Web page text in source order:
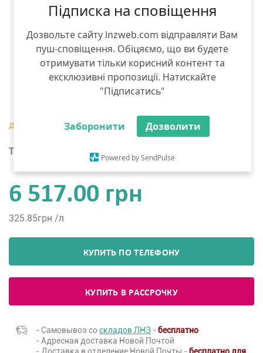
Підписка на сповіщення
Дозвольте сайту lnzweb.com відправляти Вам
пуш-сповіщення. Обіцяємо, що ви будете
отримувати тільки корисний контент та
ексклюзивні пропозиції. Натискайте
"Підписатись"
Заборонити Дозволити
Powered by SendPulse
Тара :
6 517.00 грн
325.85грн /л
КУПИТЬ ПО ТЕЛЕФОНУ
КУПИТЬ В РАССРОЧКУ
- Самовывоз соскладов ЛНЗ - бесплатно
- Адресная доставка Новой Почтой